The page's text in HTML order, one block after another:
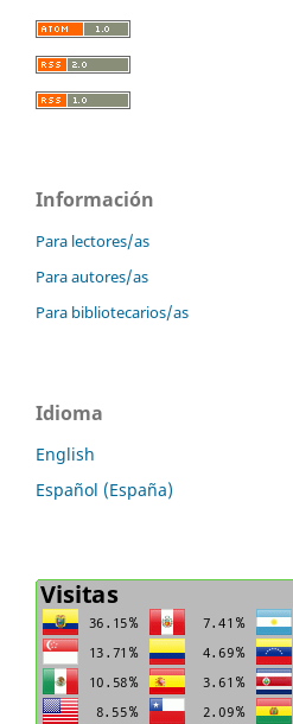
Información
Para lectores/as
Para autores/as
Para bibliotecarios/as
Idioma
English
Español (España)